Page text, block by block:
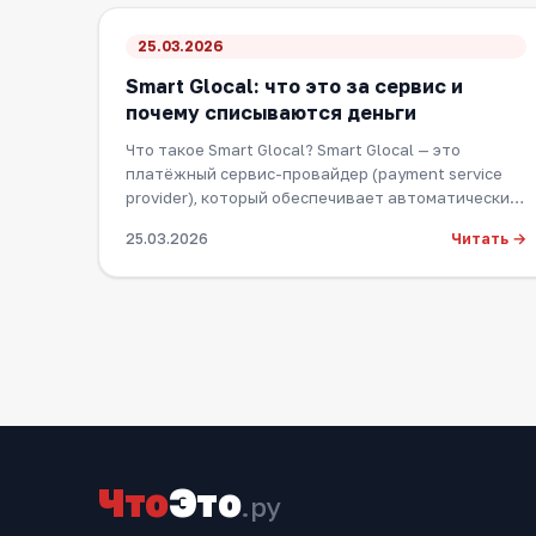
25.03.2026
Smart Glocal: что это за сервис и
почему списываются деньги
Что такое Smart Glocal? Smart Glocal — это
платёжный сервис-провайдер (payment service
provider), который обеспечивает автоматические
25.03.2026 Читать →
ЧтоЭто.ру